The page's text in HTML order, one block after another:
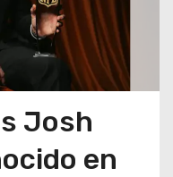
Josh
en